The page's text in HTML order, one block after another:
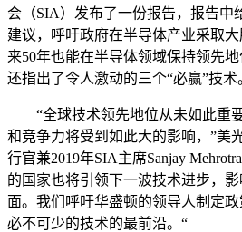
会（SIA）发布了一份报告，报告中
建议，呼吁政府在半导体产业采取
来50年也能在半导体领域保持领先
还指出了令人激动的三个“必赢”技术
“全球技术领先地位从未如此重
和竞争力将受到如此大的影响，”美
行官兼2019年SIA主席Sanjay
的国家也将引领下一波技术进步，
面。我们呼吁华盛顿的领导人制定
必不可少的技术的最前沿。“